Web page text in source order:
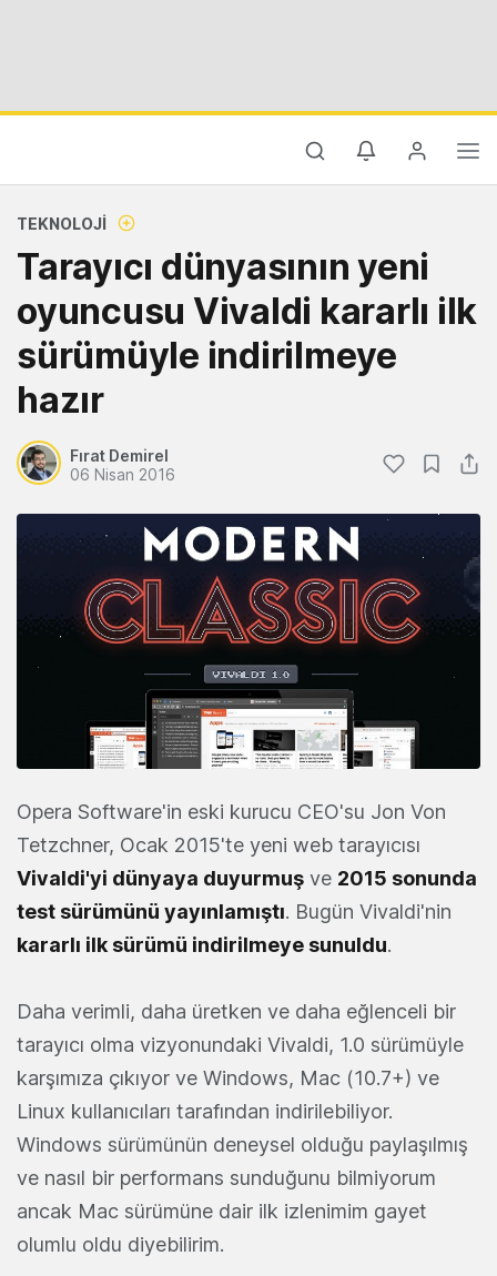
TEKNOLOJI
Tarayıcı dünyasının yeni
oyuncusu Vivaldi kararlı ilk
sürümüyle indirilmeye
hazır
Fırat Demirel
06 Nisan 2016
Opera Software'in eski kurucu CEO'su Jon Von
Tetzchner, Ocak 2015'te yeni web tarayıcısı
Vivaldi'yi dünyaya duyurmuş ve 2015 sonunda
test sürümünü yayınlamıştı. Bugün Vivaldi'nin
kararlı ilk sürümü indirilmeye sunuldu.
Daha verimli, daha üretken ve daha eğlenceli bir
tarayıcı olma vizyonundaki Vivaldi, 1.0 sürümüyle
karşımıza çıkıyor ve Windows, Mac (10.7+) ve
Linux kullanıcıları tarafından indirilebiliyor.
Windows sürümünün deneysel olduğu paylaşılmış
ve nasıl bir performans sunduğunu bilmiyorum
ancak Mac sürümüne dair ilk izlenimim gayet
olumlu oldu diyebilirim.